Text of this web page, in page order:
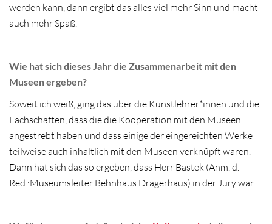
werden kann, dann ergibt das alles viel mehr Sinn und macht
auch mehr Spaß.
Wie hat sich dieses Jahr die Zusammenarbeit mit den
Museen ergeben?
Soweit ich weiß, ging das über die Kunstlehrer*innen und die
Fachschaften, dass die die Kooperation mit den Museen
angestrebt haben und dass einige der eingereichten Werke
teilweise auch inhaltlich mit den Museen verknüpft waren.
Dann hat sich das so ergeben, dass Herr Bastek (Anm. d.
Red.:Museumsleiter Behnhaus Drägerhaus) in der Jury war.